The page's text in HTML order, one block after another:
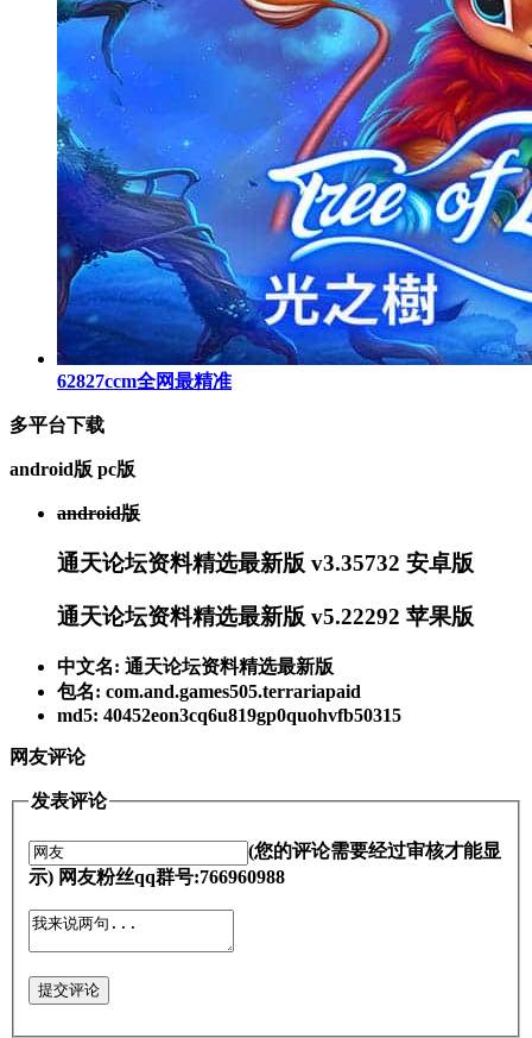
62827ccm全网最精准
多平台下载
android版 pc版
android版
通天论坛资料精选最新版 v3.35732 安卓版
通天论坛资料精选最新版 v5.22292 苹果版
中文名: 通天论坛资料精选最新版
包名: com.and.games505.terrariapaid
md5: 40452eon3cq6u819gp0quohvfb50315
网友评论
发表评论
(您的评论需要经过审核才能显
示) 网友粉丝qq群号:766960988
提交评论